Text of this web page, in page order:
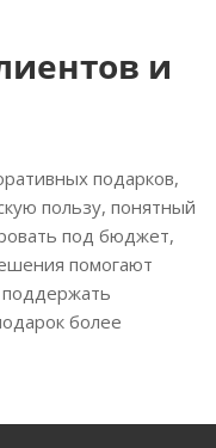
и
подарков,
пользу, понятный
под бюджет,
помогают
поддержать
более